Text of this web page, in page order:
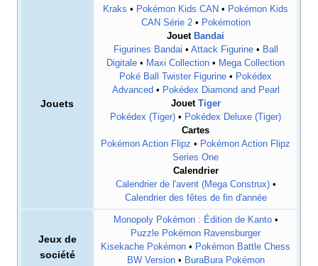
Jouets
Kraks • Pokémon Kids CAN • Pokémon Kids
CAN Série 2• Pokémotion
Jouet Bandai
Figurines Bandai • Attack Figurine• Ball
Digitale • Maxi Collection • Mega Collection
Poké Ball Twister Figurine • Pokédex
Advanced • Pokédex Diamond and Pearl
Jouet Tiger
Pokédex (Tiger) • Pokédex Deluxe (Tiger)
Cartes
Pokémon Action Flipz • Pokémon Action Flipz
Series One
Calendrier
Calendrier de l'avent (Mega Construx)•
Calendrier des fêtes de fin d'année
Jeux de
société
Monopoly Pokémon : Édition de Kanto•
Puzzle Pokémon Ravensburger
Kisekache Pokémon • Pokémon Battle Chess
BW Version• BuraBura Pokémon